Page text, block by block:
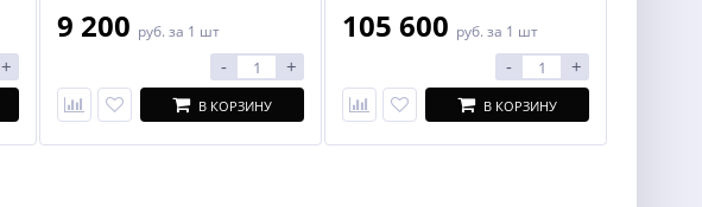
+
9 200 руб. за 1 шт
- +
В КОРЗИНУ
105 600 руб. за 1 шт
- +
В КОРЗИНУ